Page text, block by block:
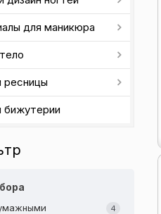
для маникюра
ресницы
бижутерии
4